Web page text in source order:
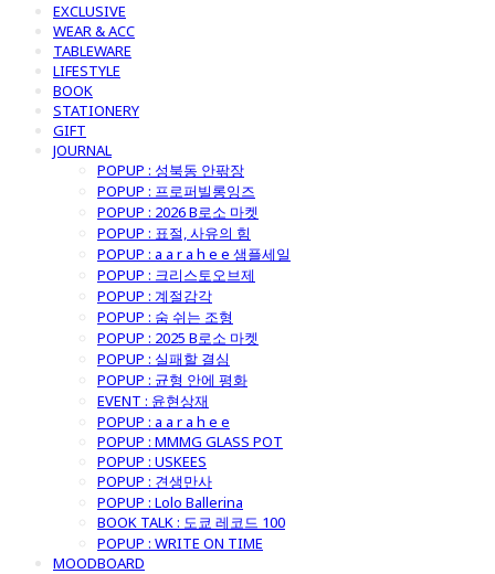
EXCLUSIVE
WEAR & ACC
TABLEWARE
LIFESTYLE
BOOK
STATIONERY
GIFT
JOURNAL
POPUP : 성북동 안팎장
POPUP : 프로퍼빌롱잉즈
POPUP : 2026 B로소 마켓
POPUP : 표절, 사유의 힘
POPUP : a a r a h e e 샘플세일
POPUP : 크리스토오브제
POPUP : 계절감각
POPUP : 숨 쉬는 조형
POPUP : 2025 B로소 마켓
POPUP : 실패할 결심
POPUP : 균형 안에 평화
EVENT : 윤현상재
POPUP : a a r a h e e
POPUP : MMMG GLASS POT
POPUP : USKEES
POPUP : 견생만사
POPUP : Lolo Ballerina
BOOK TALK : 도쿄 레코드 100
POPUP : WRITE ON TIME
MOODBOARD